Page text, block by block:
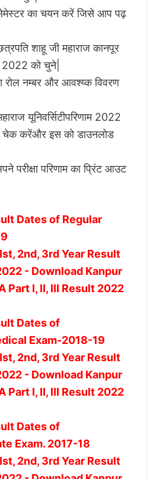
का चयन करें जिसे आप पढ़
शाहू जी महाराज कानपूर
2022 को चुने|
रोल नम्बर और आवश्य्क विवरण
यूनिवर्सिटीपरिणाम 2022
चेक करेंऔर इस को डाउनलोड
परीक्षा परिणाम का प्रिंट आउट
Dates of Regular
Dates of
Exam-2018-19
Dates of
Exam. 2017-18